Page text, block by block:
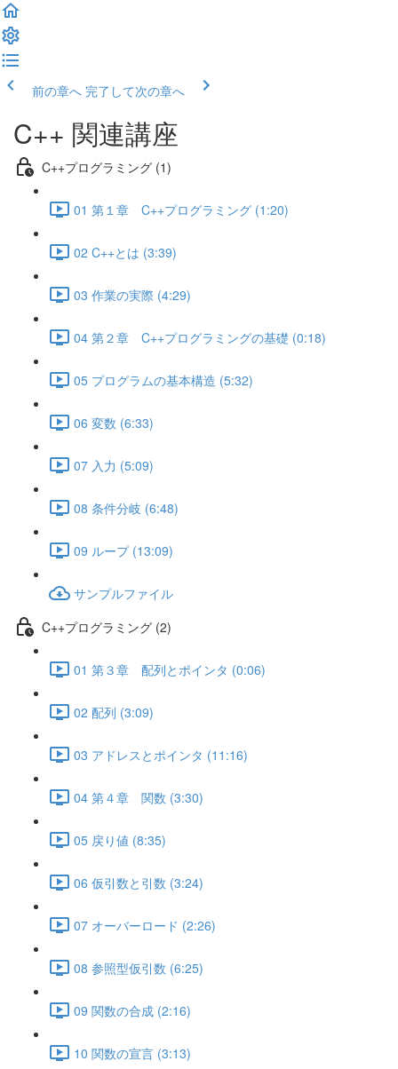
前の章へ 完了して次の章へ
C++ 関連講座
C++プログラミング (1)
01 第１章 C++プログラミング (1:20)
02 C++とは (3:39)
03 作業の実際 (4:29)
04 第２章 C++プログラミングの基礎 (0:18)
05 プログラムの基本構造 (5:32)
06 変数 (6:33)
07 入力 (5:09)
08 条件分岐 (6:48)
09 ループ (13:09)
サンプルファイル
C++プログラミング (2)
01 第３章 配列とポインタ (0:06)
02 配列 (3:09)
03 アドレスとポインタ (11:16)
04 第４章 関数 (3:30)
05 戻り値 (8:35)
06 仮引数と引数 (3:24)
07 オーバーロード (2:26)
08 参照型仮引数 (6:25)
09 関数の合成 (2:16)
10 関数の宣言 (3:13)